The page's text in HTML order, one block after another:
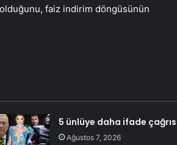
faiz indirim döngüsünün
5 ünlüye daha ifade
Ağustos 7, 2026